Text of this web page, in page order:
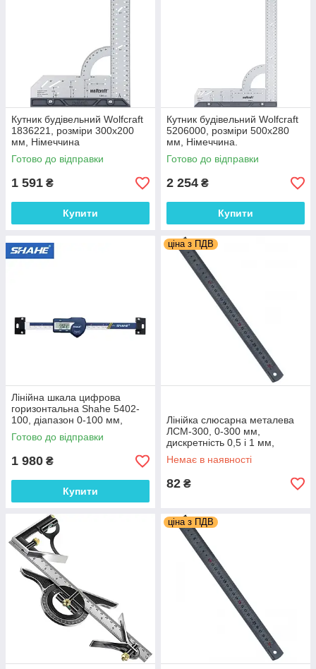
Кутник будівельний Wolfcraft
1836221, розміри 300х200
мм, Німеччина
Готово до відправки
1 591 ₴
Купити
Кутник будівельний Wolfcraft
5206000, розміри 500х280
мм, Німеччина.
Готово до відправки
2 254 ₴
Купити
Лінійна шкала цифрова
горизонтальна Shahe 5402-
100, діапазон 0-100 мм,
роздільна здатність 0,01 мм,
IP54
Готово до відправки
1 980 ₴
Купити
ціна з ПДВ
Лінійка слюсарна металева
ЛСМ-300, 0-300 мм,
дискретність 0,5 і 1 мм,
Україна.
Немає в наявності
82 ₴
ціна з ПДВ